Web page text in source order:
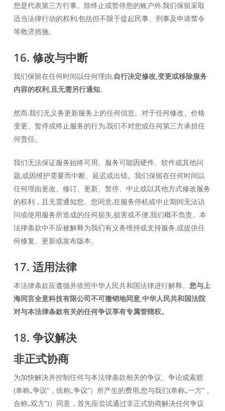
您是代表第三方行事。除终止或暂停您的账户外,我们保留采取
适当法律行动的权利,包括但不限于提起民事、刑事及申请禁令
等救济措施。
16. 修改与中断
我们保留在任何时间以任何理由,自行决定修改,变更或移除服务
内容的权利,且无需另行通知。
然而,我们无义务更新服务上的任何信息。对于任何修改、价格
变更、暂停或终止服务的行为,我们不对您或任何第三方承担任
何责任。
我们无法保证服务始终可用。服务可能因硬件、软件或其他问
题,或因维护需要而中断、延迟或出错。我们保留在任何时间以
任何理由更改、修订、更新、暂停、中止或以其他方式修改服务
的权利，且无需通知您。您同意,在服务停机或中止期间无法访
问或使用服务所造成的任何损失,损害或不便,我们概不负责。本
法律条款中不应被解释为我们有义务维持或支持服务,或提供任
何修复、更新或发布版本。
17. 适用法律
本法律条款应遵循并依照中华人民共和国法律进行解释。 您与上
海同言全意科技有限公司不可撤销地同意,中华人民共和国法院
对与本法律条款有关的任何争议享有专属管辖权。
18. 争议解决
非正式协商
为加快解决并控制任何与本法律条款相关的争议、争论或索赔
(单称„争议”，统称„争议”）所产生的费用,您与我们(单称„一方”，
合称„双方”)）同意，首先应尝试通过非正式协商解决任何争议